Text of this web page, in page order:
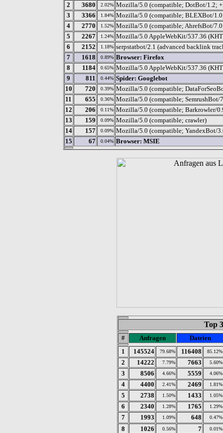
2 3680 2.02% Mozilla/5.0 (compatible; DotBot/1.2;
3
3366 1.84% Mozilla/5.0 (compatible; BLEXBot/
4
2770 1.52% Mozilla/5.0 (compatible; AhrefsBot/
5
2267 1.24% Mozilla/5.0 AppleWebKit/537.36
6
2152 1.18% serpstatbot/2.1 (advanced backlink
7
1618 0.89% Browser: Firefox
8
1184 0.65% Mozilla/5.0 AppleWebKit/537.36
9
811 0.44% Spider: Googlebot
10
720 0.39% Mozilla/5.0 (compatible;
11
655 0.36% Mozilla/5.0 (compatible; SemrushBot/
12
206 0.11% Mozilla/5.0 (compatible; Barkrowler/
13
159 0.09% Mozilla/5.0 (compatible; crawler)
14
157 0.09% Mozilla/5.0 (compatible; YandexBot/
15
67 0.04% Browser: MSIE
Top
# Anfragen
Dateien
1
145524 79.68% 116408 85.12%
2 14222 7.79% 7663 5.60%
3 8506 4.66% 5559 4.06%
4 4400 2.41% 2469 1.81%
5 2738 1.50% 1433 1.05%
6 2340 1.28% 1765 1.29%
7 1993 1.09% 648 0.47%
8 1026 0.56% 7 0.01%